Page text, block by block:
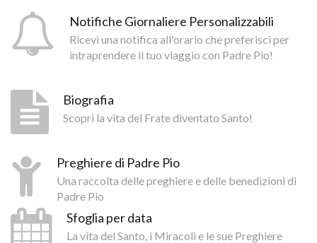
Notifiche Giornaliere Personalizzabili
Ricevi una notifica all'orario che preferisci per
intraprendere il tuo viaggio con Padre Pio!
Biografia
Scopri la vita del Frate diventato Santo!
Preghiere di Padre Pio
Una raccolta delle preghiere e delle benedizioni di
Padre Pio
Sfoglia per data
La vita del Santo, i Miracoli e le sue Preghiere